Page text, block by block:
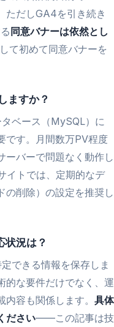
ただしGA4を引き続き
同意バナーは依然とし
て初めて同意バナーを
ますか？
ベース（MySQL）に
です。月間数万PV程度
ーバーで問題なく動作し
イトでは、定期的なデ
の削除）の設定を推奨し
状況は？
できる情報を保存しま
的な要件だけでなく、運
容も関係します。 具体
ださい——この記事は技